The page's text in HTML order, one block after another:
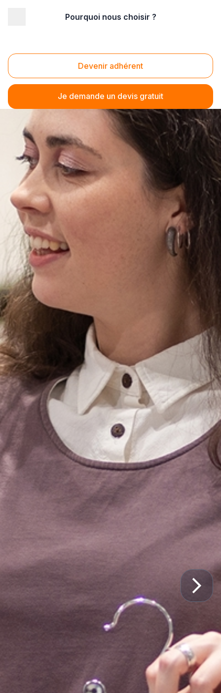
Pourquoi nous choisir ?
Devenir adhérent
Je demande un devis gratuit